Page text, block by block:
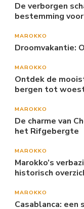
De verborgen
bestemming
MAROKKO
Droomvakantie:
MAROKKO
Ontdek de
bergen tot
MAROKKO
De charme van
het Rifgebergte
MAROKKO
Marokko’s
historisch
MAROKKO
Casablanca: